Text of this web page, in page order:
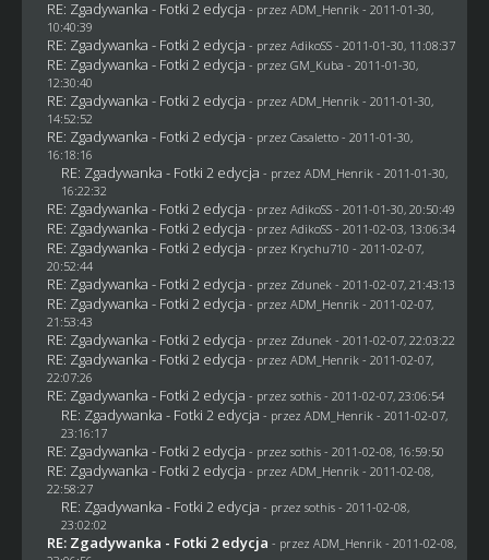
RE: Zgadywanka - Fotki 2 edycja - przez ADM_Henrik - 2011-01-30,
10:40:39
RE: Zgadywanka - Fotki 2 edycja - przez AdikoSS - 2011-01-30, 11:08:37
RE: Zgadywanka - Fotki 2 edycja - przez GM_Kuba - 2011-01-30,
12:30:40
RE: Zgadywanka - Fotki 2 edycja - przez ADM_Henrik - 2011-01-30,
14:52:52
RE: Zgadywanka - Fotki 2 edycja - przez Casaletto- 2011-01-30,
16:18:16
RE: Zgadywanka - Fotki 2 edycja - przez ADM_Henrik - 2011-01-30,
16:22:32
RE: Zgadywanka - Fotki 2 edycja - przez AdikoSS - 2011-01-30, 20:50:49
RE: Zgadywanka - Fotki 2 edycja - przez AdikoSS - 2011-02-03, 13:06:34
RE: Zgadywanka - Fotki 2 edycja - przez Krychu710 - 2011-02-07,
20:52:44
RE: Zgadywanka - Fotki 2 edycja - przez Zdunek - 2011-02-07, 21:43:13
RE: Zgadywanka - Fotki 2 edycja - przez ADM_Henrik - 2011-02-07,
21:53:43
RE: Zgadywanka - Fotki 2 edycja - przez Zdunek - 2011-02-07, 22:03:22
RE: Zgadywanka - Fotki 2 edycja - przez ADM_Henrik - 2011-02-07,
22:07:26
RE: Zgadywanka - Fotki 2 edycja - przez sothis- 2011-02-07, 23:06:54
RE: Zgadywanka - Fotki 2 edycja - przez ADM_Henrik - 2011-02-07,
23:16:17
RE: Zgadywanka - Fotki 2 edycja - przez sothis- 2011-02-08, 16:59:50
RE: Zgadywanka - Fotki 2 edycja - przez ADM_Henrik - 2011-02-08,
22:58:27
RE: Zgadywanka - Fotki 2 edycja - przez sothis- 2011-02-08,
23:02:02
RE: Zgadywanka - Fotki 2 edycja - przez ADM_Henrik - 2011-02-08,